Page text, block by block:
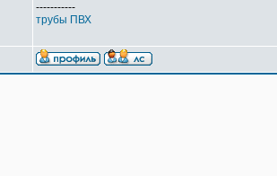
-----------
трубы ПВХ